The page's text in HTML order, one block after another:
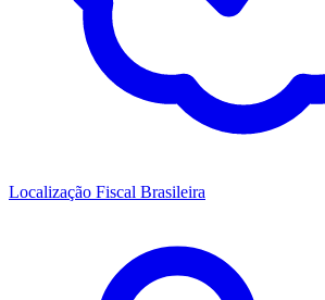
Localização Fiscal Brasileira